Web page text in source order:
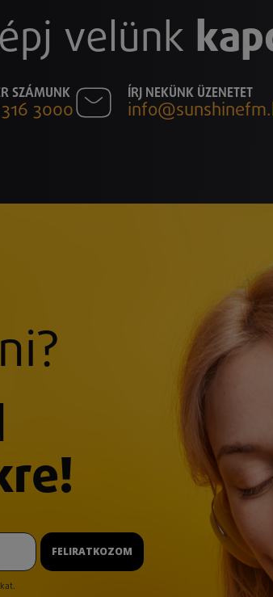
velünk
SZÁMUNK
3000
ÍRJ NEKÜNK ÜZENETET
FELIRATKOZOM